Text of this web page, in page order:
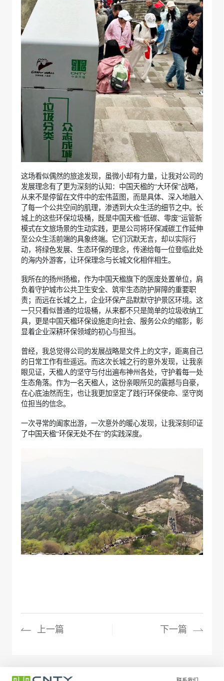
这场看似偶然的旅途发现，虽微小却有力量，让我对公司的
发展理念有了更为深刻的认知：中国天楹的“大环保”战略，
从来不是停留在文件中的宏伟蓝图，而是具体、深入地融入
了每一个公共空间的肌理，渗透到大众生活的细节之中。长
城上的这些环保垃圾桶，既是中国天楹“低碳、零废”运管新
模式在文旅场景的生动实践，更是公司将环保减碳工作延伸
至公众生活前端的具象终端。它们沉默无言，却以实际行
动，将绿色发展、生态环保的理念，传递给每一位登临此处
的海内外游客，让环保理念与长城文化相伴相生。
我所在的扬州扬楹，作为中国天楹旗下的医废处置单位，肩
负着守护城市公共卫生安全、筑牢生态防护屏障的重要职
责；而远在长城之上，企业环保产品默默守护景区环境。这
一只只看似普通的垃圾桶，从来都不只是简单的垃圾收纳工
具，更是中国天楹环保设施走向社会、服务公众的缩影，彰
显着企业深耕环保领域的初心与担当。
曾经，我总觉得公司的发展战略是文件上的文字，距离自己
的日常工作有些遥远。而这次长城之行的意外发现，让我亲
眼见证，天楹人的坚守与付出遍布神州各处，守护着每一处
生态角落。作为一名天楹人，这份亲眼所见的震撼与自豪，
在心底油然而生，也让我更加坚定了践行环保使命、坚守岗
位担当的信念。
一次寻常的阖家出游，一次意外的暖心发现，让我深刻印证
了中国天楹“环保无处不在”的实践深度。
上一篇 下一篇
联系我们